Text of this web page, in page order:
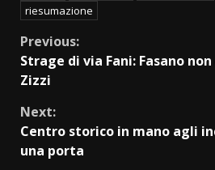
riesumazione
Continue
Reading
Previous:
Strage di via Fani: Fasano
Zizzi
Next:
Centro storico in mano agli
una porta